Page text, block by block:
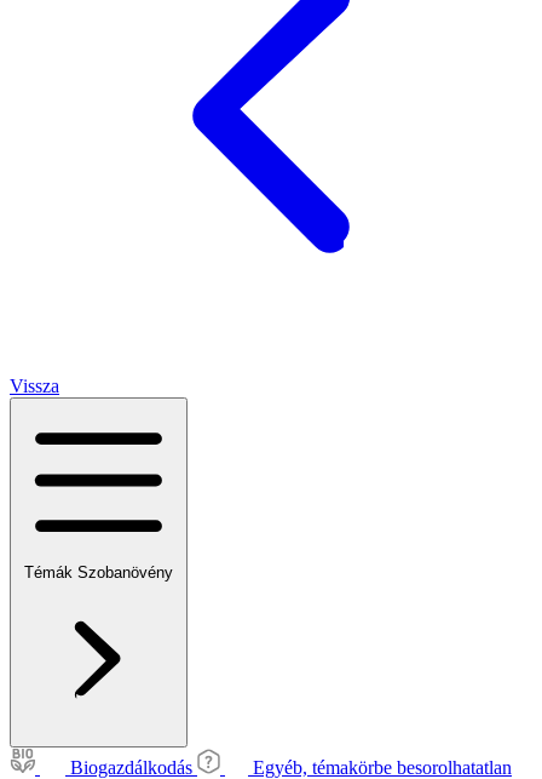
Vissza
Témák Szobanövény
Biogazdálkodás
Egyéb, témakörbe besorolhatatlan